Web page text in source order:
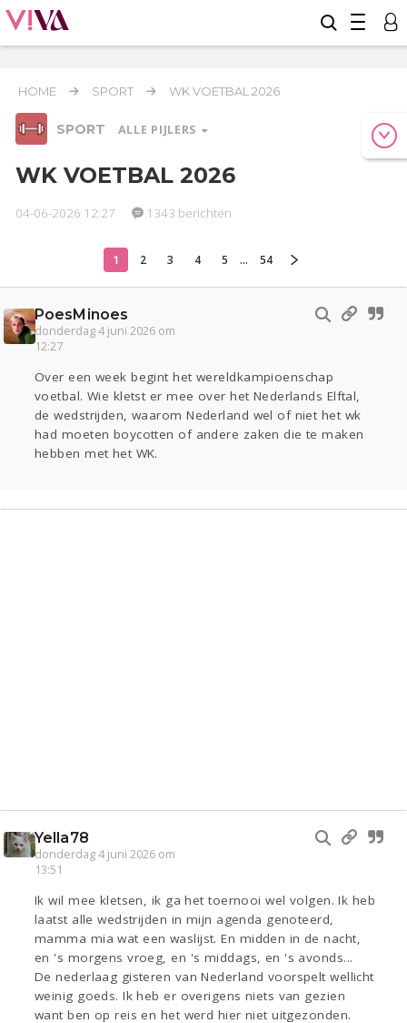
HOME SPORT WK VOETBAL 2026
SPORT ALLE PIJLERS
Relaties Werk & Studie Geld & Recht
Zwanger
Klussen
Sport
Gevraagd Horen Doen
Zien
Lezen
WK VOETBAL 2026
04-06-2026 12:27 1343 berichten
1 2 3 4 5 ... 54
PoesMinoes
donderdag 4 juni 2026 om
12:27
Over een week begint het wereldkampioenschap
voetbal. Wie kletst er mee over het Nederlands Elftal,
de wedstrijden, waarom Nederland wel of niet het wk
had moeten boycotten of andere zaken die te maken
hebben met het WK.
Yella78
donderdag 4 juni 2026 om
13:51
Ik wil mee kletsen, ik ga het toernooi wel volgen. Ik heb
laatst alle wedstrijden in mijn agenda genoteerd,
mamma mia wat een waslijst. En midden in de nacht,
en 's morgens vroeg, en 's middags, en 's avonds...
De nederlaag gisteren van Nederland voorspelt wellicht
weinig goeds. Ik heb er overigens niets van gezien
want ben op reis en het werd hier niet uitgezonden.